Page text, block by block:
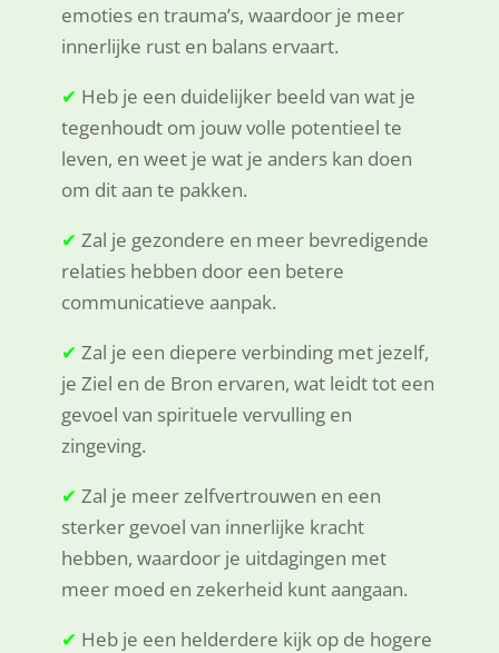
emoties en trauma’s, waardoor je meer
innerlijke rust en balans ervaart.
✔ Heb je een duidelijker beeld van wat je
tegenhoudt om jouw volle potentieel te
leven, en weet je wat je anders kan doen
om dit aan te pakken.
✔ Zal je gezondere en meer bevredigende
relaties hebben door een betere
communicatieve aanpak.
✔ Zal je een diepere verbinding met jezelf,
je Ziel en de Bron ervaren, wat leidt tot een
gevoel van spirituele vervulling en
zingeving.
✔ Zal je meer zelfvertrouwen en een
sterker gevoel van innerlijke kracht
hebben, waardoor je uitdagingen met
meer moed en zekerheid kunt aangaan.
✔ Heb je een helderdere kijk op de hogere